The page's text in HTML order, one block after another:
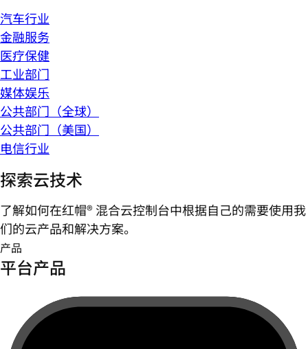
汽车行业
金融服务
医疗保健
工业部门
媒体娱乐
公共部门（全球）
公共部门（美国）
电信行业
探索云技术
了解如何在红帽® 混合云控制台中根据自己的需要使用我
们的云产品和解决方案。
产品
平台产品